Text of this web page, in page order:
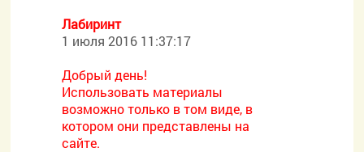
Лабиринт
1 июля 2016 11:37:17
Добрый день!
Использовать материалы
возможно только в том виде, в
котором они представлены на
сайте.